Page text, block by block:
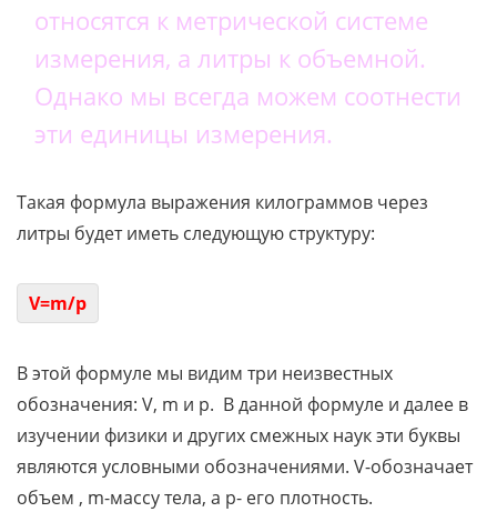
относятся к метрической системе
измерения, а литры к объемной.
Однако мы всегда можем соотнести
эти единицы измерения.
Такая формула выражения килограммов через
литры будет иметь следующую структуру:
V=m/p
В этой формуле мы видим три неизвестных
обозначения: V, m и p. В данной формуле и далее в
изучении физики и других смежных наук эти буквы
являются условными обозначениями. V-обозначает
объем , m-массу тела, а p- его плотность.